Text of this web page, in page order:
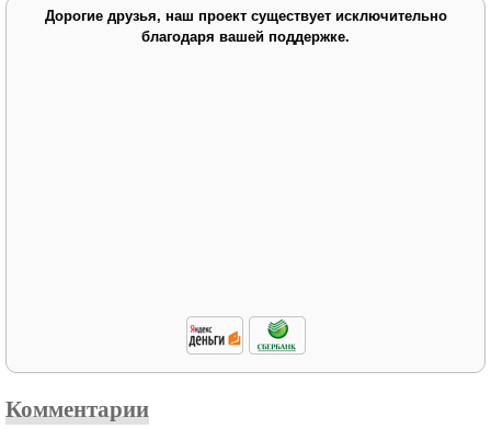
Дорогие друзья, наш проект существует исключительно
благодаря вашей поддержке.
Комментарии